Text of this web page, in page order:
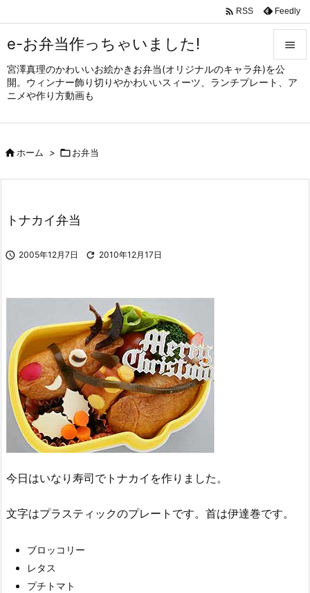
e-お弁当作っちゃいました!
宮澤真理のかわいいお絵かきお弁当(オリジナルのキャラ弁)を公
開。ウィンナー飾り切りやかわいいスィーツ、ランチプレート、ア
ニメや作り方動画も


メニュ
サイド

 RSS Feedly
ホーム > お弁当
トナカイ弁当
 2005年12月7日  2010年12月17日
今日はいなり寿司でトナカイを作りました。
文字はプラスティックのプレートです。首は伊達巻です。
ブロッコリー
レタス
プチトマト